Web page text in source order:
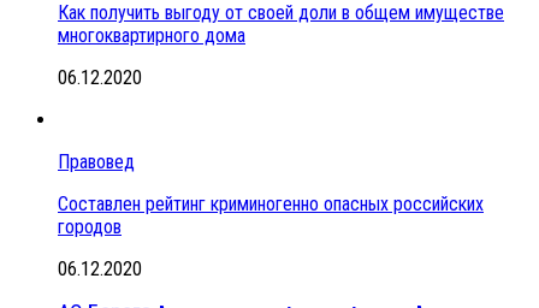
Как получить выгоду от своей доли в общем имуществе
многоквартирного дома
06.12.2020
Правовед
Составлен рейтинг криминогенно опасных российских
городов
06.12.2020